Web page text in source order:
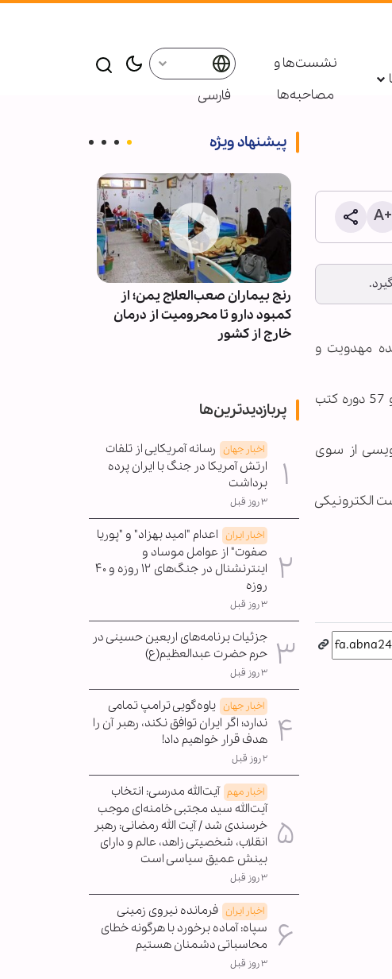
نشست‌ها و
مصاحبه‌ها
فارسی
مهدویت و
بر اساس این گزارش، نسخه آزمایشی این نرم‏افزار که بر اساس بررسی سیصد دوره تفسیر شیعه و اهل سنت و 57 دوره کتب
از سوی
الکترونیکی
پیشنهاد ویژه
نتیجه
رنج بیماران صعب‌العلاج یمن؛ از
کمبود دارو تا محرومیت از درمان
خارج از کشور
پربازدیدترین‌ها
اخبار جهان رسانه آمریکایی از تلفات
ارتش آمریکا در جنگ با ایران پرده
برداشت
۳ روز قبل
اخبار ایران اعدام "امید بهزاد" و "پوریا
صفوت" از عوامل موساد و
اینترنشنال در جنگ‌های ۱۲ روزه و ۴۰
روزه
۳ روز قبل
جزئیات برنامه‌های اربعین حسینی در
حرم حضرت عبدالعظیم(ع)
۳ روز قبل
اخبار جهان یاوه‌گویی ترامپ تمامی
ندارد؛ اگر ایران توافق نکند، رهبر آن را
هدف قرار خواهیم داد!
۲ روز قبل
اخبار مهم آیت‌الله مدرسی: انتخاب
آیت‌الله سید مجتبی خامنه‌ای موجب
خرسندی شد / آیت الله رمضانی: رهبر
انقلاب، شخصیتی زاهد، عالم و دارای
بینش عمیق سیاسی است
۳ روز قبل
اخبار ایران فرمانده نیروی زمینی
سپاه: آماده برخورد با هرگونه خطای
محاسباتی دشمنان هستیم
۳ روز قبل